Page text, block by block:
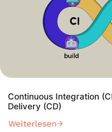
Continuous Integration
Delivery (CD)
Weiterlesen